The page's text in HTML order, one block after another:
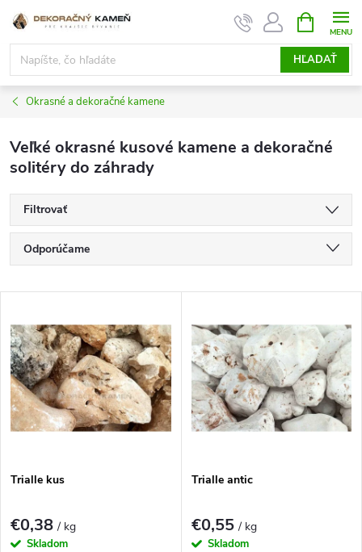
Prejsť
obsah
HĽADAŤ
KOŠÍK
Okrasné a dekoračné kamene
Veľké okrasné kusové kamene a dekoračné
solitéry do záhrady
Filtrovať
e
i
e
p
r
o
d
t
v
Odporúčame
Najpredávanejšie
Abecedne
p
i
s
p
r
o
k
o
v
Trialle kus
€0,38/ kg
Skladom
Trialle antic
€0,55/ kg
Skladom